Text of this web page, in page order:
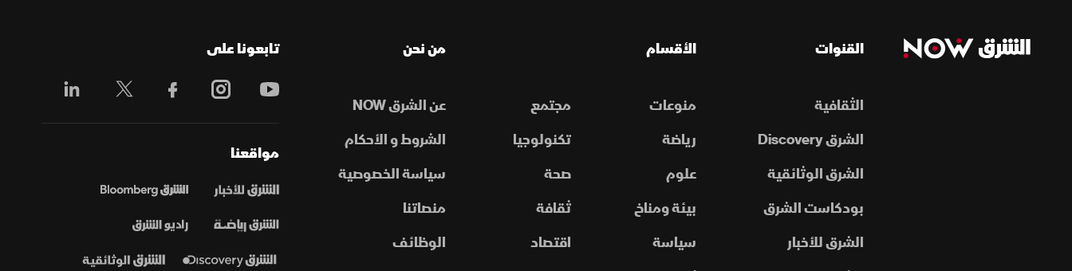
القنوات
الثقافية
الشرق Discovery
الشرق الوثائقية
بودكاست الشرق
الشرق للأخبار
الأقسام
منوعات
مجتمع
رياضة
تكنولوجيا
علوم
صحة
بيئة ومناخ
ثقافة
سياسة
اقتصاد
من نحن
عن الشرق NOW
الشروط و الأحكام
سياسة الخصوصية
منصاتنا
الوظائف
تابعونا على
مواقعنا